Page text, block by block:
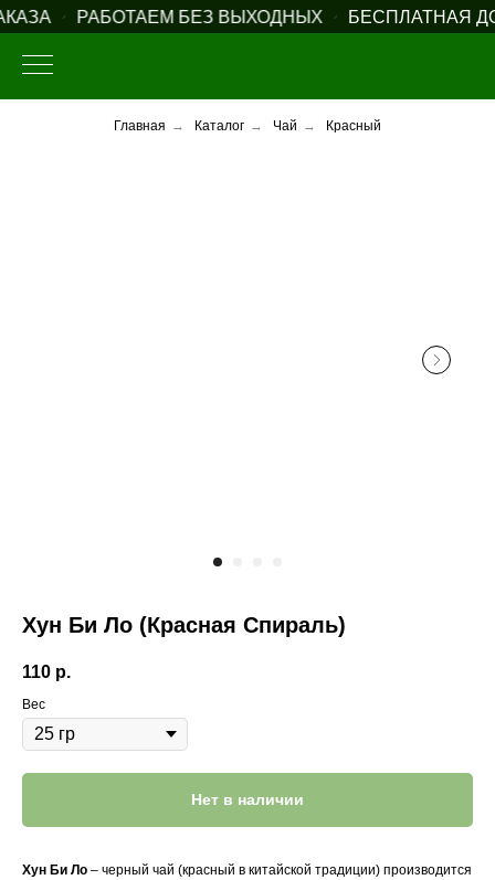
РАБОТАЕМ БЕЗ ВЫХОДНЫХ БЕСПЛАТНАЯ
Главная → Каталог → Чай → Красный
Хун Би Ло (Красная Спираль)
110 р.
Вес
Нет в наличии
Хун Би Ло – черный чай (красный в китайской традиции) производится